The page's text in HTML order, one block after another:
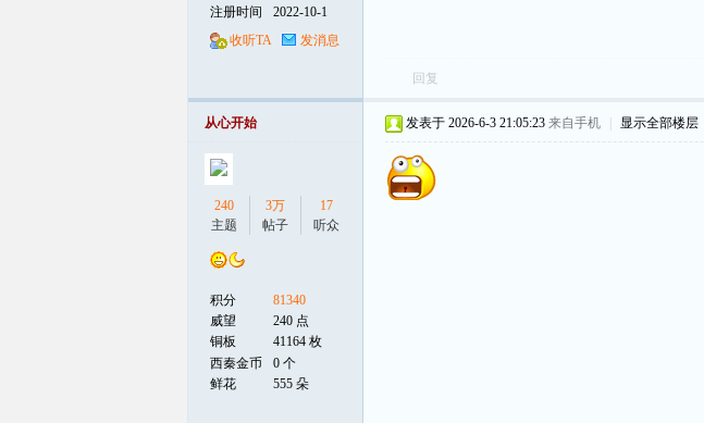
注册时间
2022-10-1
收听TA
发消息
回复
从心开始
240
主题
3万
帖子
17
听众
积分
81340
威望
240 点
铜板
41164 枚
西秦金币
0 个
鲜花
555 朵
发表于 2026-6-3 21:05:23 来自手机 显示全部楼层